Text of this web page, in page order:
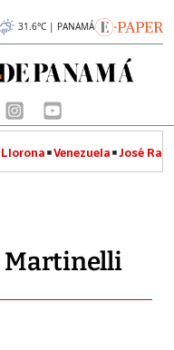
31.6°C | PANAMÁ
Venezuela José
Martinelli